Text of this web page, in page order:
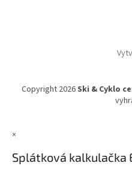
Copyright 2026Ski & Cyklo
×
Splátková kalkulačka